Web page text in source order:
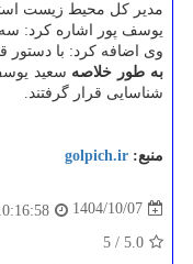
مدیر کل محیط زیست استان سمنان
یوسف پور اشاره کرد:
وی اضافه کرد: با
به طور خلاصه سعید
شناسایی قرار گرفتند.
منبع: golpich.ir
1404/10/07
5.0
/
5